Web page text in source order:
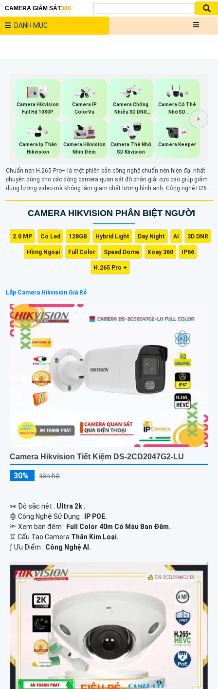
CAMERA GIÁM SÁT360
DANH MỤC
Camera Hikvision
Full Hd 1080P
Camera IP
ColorVu
Camera Chống
Nhiễu 3D DNR
Hikvison
Camera Có Thẻ
Nhớ SD
HIKVISION
Camera Ip Thân
Hikvision
Camera Hikvision
Nhìn Đêm
Camera Thẻ Nhớ
SD Kbvision
Camera Keeper
Chuẩn nén H.265 Pro+ là một phiên bản công nghệ chuẩn nén hiện đại nhất
chuyên dùng cho các dòng camera quan sát độ phân giải cực cao giúp giảm
dung lượng video mà không làm giảm chất lượng hình ảnh. Công nghệ H265+
CAMERA HIKVISION PHÂN BIỆT NGƯỜI
2.0 MP Có Led 128GB Hybrid Light Day Night AI 3D DNR
Hồng Ngoại Full Color Speed Dome Xoay 360 IP66
H.265 Pro +
Lắp Camera Hikvision Giá Rẻ
Camera Hikvision Tiết Kiệm DS-2CD2047G2-LU
30% liên hệ
️👀 Độ sắc nét : Ultra 2k .
🤖️ Công Nghệ Sử Dụng :
IP POE.
🔦 Xem ban đêm : Full Color 40m Có Màu Ban Đêm.
♊ Cấu Tạo Camera Thân Kim Loại.
️ƒ Ưu Điểm : Công Nghệ AI.